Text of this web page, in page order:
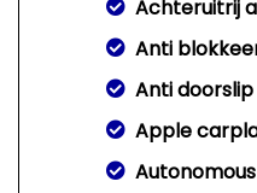
Achteruitrij
Anti
Anti
Apple